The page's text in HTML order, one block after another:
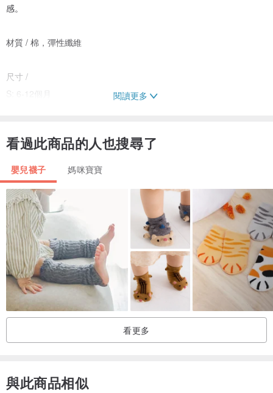
感。
材質 / 棉，彈性纖維
尺寸 /
S: 6-12個月
貼心小提醒 ❤ 每位嬰幼兒生長狀況不同，因此體型不盡相同，尺寸僅
韓國
閱讀更多
看過此商品的人也搜尋了
嬰兒襪子 媽咪寶寶
看更多
與此商品相似